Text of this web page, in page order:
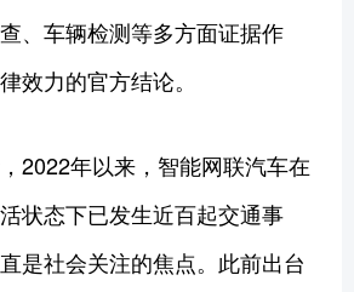
、车辆检测等多方面证据作
效力的官方结论。
2022年以来，智能网联汽车在
状态下已发生近百起交通事
是社会关注的焦点。此前出台